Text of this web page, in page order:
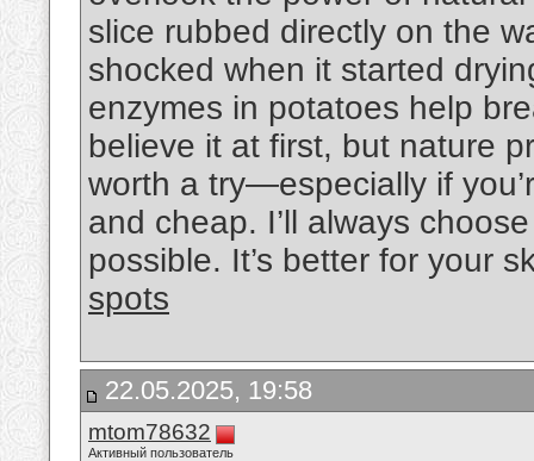
slice rubbed directly on the
shocked when it started
enzymes in potatoes help
believe it at first, but nature
worth a try—especially if
and cheap. I’ll always
possible. It’s better for your
spots
22.05.2025, 19:58
mtom78632
Активный пользователь